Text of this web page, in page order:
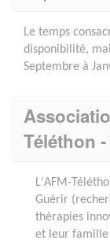
Le temps
disponibilité,
Septembre à
Téléthon
L'AFM-
Guérir
thérapies
et leur famille